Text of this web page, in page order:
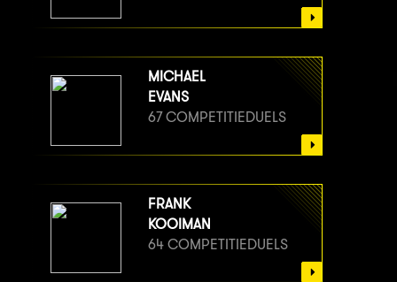
MICHAEL
EVANS
67 COMPETITIEDUELS
FRANK
KOOIMAN
64 COMPETITIEDUELS